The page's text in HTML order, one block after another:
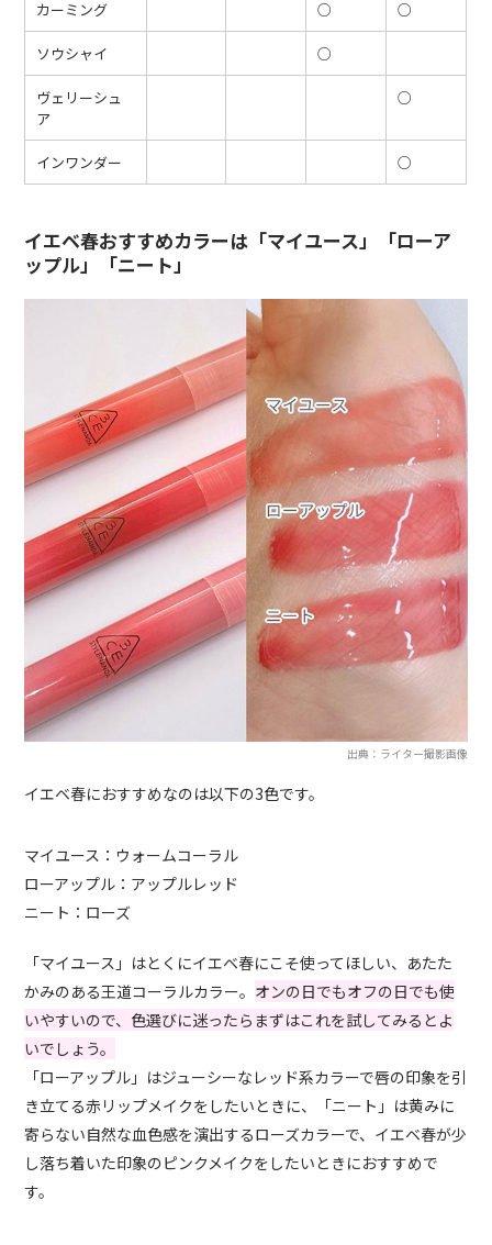
カーミング ○ ○
ソウシャイ ○
ヴェリーシュ
ア
○
インワンダー ○
イエベ春おすすめカラーは「マイユース」「ローア
ップル」「ニート」
出典：ライター撮影画像
イエベ春におすすめなのは以下の3色です。
マイユース：ウォームコーラル
ローアップル：アップルレッド
ニート：ローズ
「マイユース」はとくにイエベ春にこそ使ってほしい、あたた
かみのある王道コーラルカラー。 オンの日でもオフの日でも使
いやすいので、色選びに迷ったらまずはこれを試してみるとよ
いでしょう。
「ローアップル」はジューシーなレッド系カラーで唇の印象を引
き立てる赤リップメイクをしたいときに、「ニート」は黄みに
寄らない自然な血色感を演出するローズカラーで、イエベ春が少
し落ち着いた印象のピンクメイクをしたいときにおすすめで
す。